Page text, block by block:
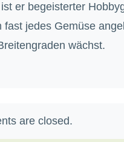
er begeisterter
fast jedes Gemüse
wächst.
are closed.